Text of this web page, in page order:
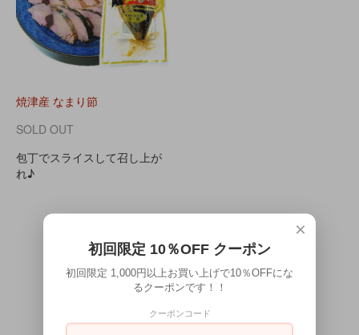
焼津産 なまり節
SOLD OUT
包丁でスライスして召し上が
れ♪
全 47商品中 31 - 47
2ページ目
×
初回限定 10％OFF クーポン
初回限定 1,000円以上お買い上げで10％OFFにな
るクーポンです！！
クーポンコード